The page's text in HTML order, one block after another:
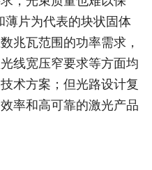
片为代表的块状固体
兆瓦范围的功率需求，
线宽压窄要求等方面均
术方案；但光路设计复
率和高可靠的激光产品